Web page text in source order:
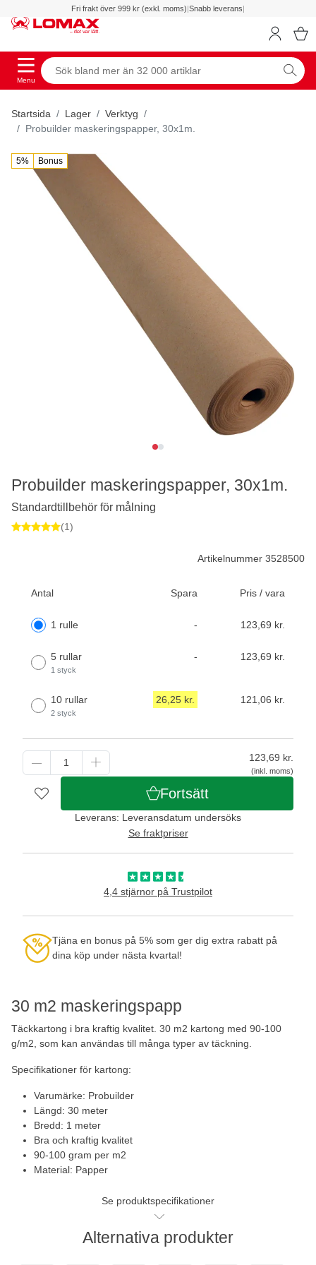
Fri frakt över 999 kr (exkl. moms)|Snabb leverans|
Menu
Startsida Lager
Verktyg
Probuilder maskeringspapper, 30x1m.
5% Bonus
30 m2 maskeringspapp
Täckkartong i bra kraftig kvalitet. 30 m2 kartong med 90-100
g/m2, som kan användas till många typer av täckning.
Specifikationer för kartong:
Varumärke: Probuilder
Längd: 30 meter
Bredd: 1 meter
Bra och kraftig kvalitet
90-100 gram per m2
Material: Papper
Se produktspecifikationer
Artikelnummer 3528500
Antal Spara Pris / vara
1 rulle - 123,69 kr.
5 rullar
1 styck
- 123,69 kr.
10 rullar
2 styck
26,25 kr. 121,06 kr.
123,69 kr.
(inkl. moms)
Fortsätt
Leverans: Leveransdatum undersöks
Se fraktpriser
4,4 stjärnor på Trustpilot
Tjäna en bonus på 5% som ger dig extra rabatt på
dina köp under nästa kvartal!
Probuilder maskeringspapper, 30x1m.
Standardtillbehör för målning
(1)
Alternativa produkter